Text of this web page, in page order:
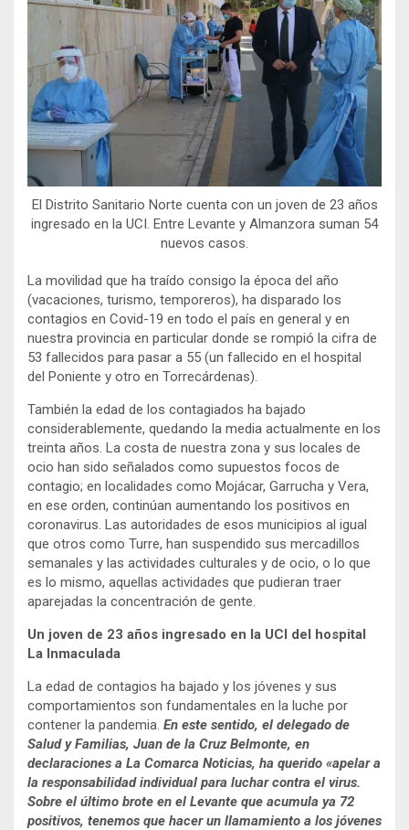
El Distrito Sanitario Norte cuenta con un joven de 23 años
ingresado en la UCI. Entre Levante y Almanzora suman 54
nuevos casos.
La movilidad que ha traído consigo la época del año
(vacaciones, turismo, temporeros), ha disparado los
contagios en Covid-19 en todo el país en general y en
nuestra provincia en particular donde se rompió la cifra de
53 fallecidos para pasar a 55 (un fallecido en el hospital
del Poniente y otro en Torrecárdenas).
También la edad de los contagiados ha bajado
considerablemente, quedando la media actualmente en los
treinta años. La costa de nuestra zona y sus locales de
ocio han sido señalados como supuestos focos de
contagio; en localidades como Mojácar, Garrucha y Vera,
en ese orden, continúan aumentando los positivos en
coronavirus. Las autoridades de esos municipios al igual
que otros como Turre, han suspendido sus mercadillos
semanales y las actividades culturales y de ocio, o lo que
es lo mismo, aquellas actividades que pudieran traer
aparejadas la concentración de gente.
Un joven de 23 años ingresado en la UCI del hospital
La Inmaculada
La edad de contagios ha bajado y los jóvenes y sus
comportamientos son fundamentales en la luche por
contener la pandemia. En este sentido, el delegado de
Salud y Familias, Juan de la Cruz Belmonte, en
declaraciones a La Comarca Noticias, ha querido «apelar a
la responsabilidad individual para luchar contra el virus.
Sobre el último brote en el Levante que acumula ya 72
positivos, tenemos que hacer un llamamiento a los jóvenes